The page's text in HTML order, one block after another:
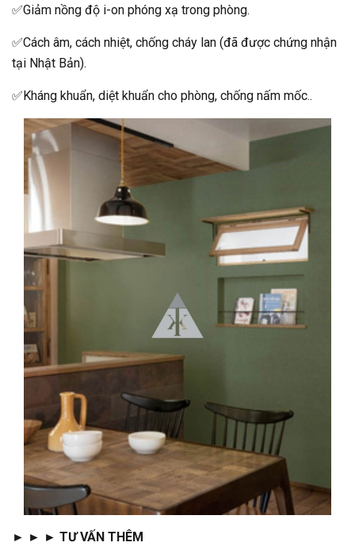
✅Giảm nồng độ i-on phóng xạ trong phòng.
✅Cách âm, cách nhiệt, chống cháy lan (đã được chứng nhận
tại Nhật Bản).
✅Kháng khuẩn, diệt khuẩn cho phòng, chống nấm mốc..
► ► ► TƯ VẤN THÊM